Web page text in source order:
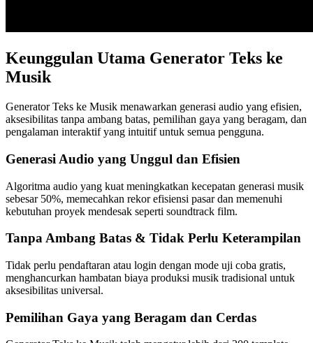
Keunggulan Utama Generator Teks ke
Musik
Generator Teks ke Musik menawarkan generasi audio yang efisien,
aksesibilitas tanpa ambang batas, pemilihan gaya yang beragam, dan
pengalaman interaktif yang intuitif untuk semua pengguna.
Generasi Audio yang Unggul dan Efisien
Algoritma audio yang kuat meningkatkan kecepatan generasi musik
sebesar 50%, memecahkan rekor efisiensi pasar dan memenuhi
kebutuhan proyek mendesak seperti soundtrack film.
Tanpa Ambang Batas & Tidak Perlu Keterampilan
Tidak perlu pendaftaran atau login dengan mode uji coba gratis,
menghancurkan hambatan biaya produksi musik tradisional untuk
aksesibilitas universal.
Pemilihan Gaya yang Beragam dan Cerdas